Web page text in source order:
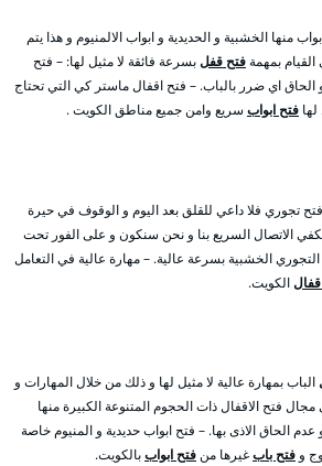
منها الخشبية و الحديدية و ابواب الالمنيوم و هذا يتم
بمهمةفتح قفلبسرعة فائقة لا مثيل لها: – فتح
الحاق اي ضرر بالباب. – فتح اقفال ماستر كي التي تحتاج
فتح ابواب سريع وامن جميع مناطق الكويت .
تجوري فلا داعي للقلق بعد اليوم و الوقوف في حيرة
الاتصال السريع بنا و نحن سنكون و على الفور تحت
الخشبية بسرعة عالية. – مهارة عالية في التعامل
الكويت.
الباب بمهارة عالية لا مثيل لها و ذلك من خلال المهارات و
فتح الاقفال ذات الحجوم المتنوعة الكبيرة منها
الحاق الاذى بها. – فتح ابواب حديدية و المنيوم خاصة
و فتح بابغيرها منفتح ابواببالكويت.